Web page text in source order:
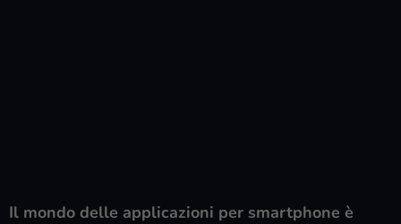
Il mondo delle applicazioni per smartphone è